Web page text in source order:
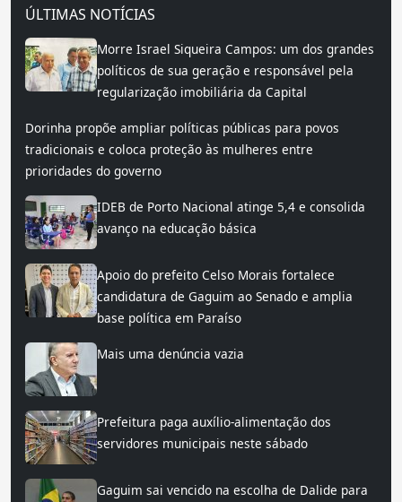
ÚLTIMAS NOTÍCIAS
Morre Israel Siqueira Campos: um dos grandes
políticos de sua geração e responsável pela
regularização imobiliária da Capital
Dorinha propõe ampliar políticas públicas para povos
tradicionais e coloca proteção às mulheres entre
prioridades do governo
IDEB de Porto Nacional atinge 5,4 e consolida
avanço na educação básica
Apoio do prefeito Celso Morais fortalece
candidatura de Gaguim ao Senado e amplia
base política em Paraíso
Mais uma denúncia vazia
Prefeitura paga auxílio-alimentação dos
servidores municipais neste sábado
Gaguim sai vencido na escolha de Dalide para